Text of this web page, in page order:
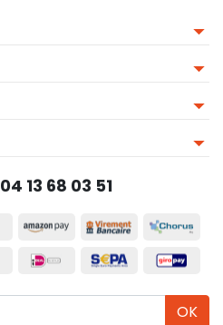
04 13 68 03 51
OK